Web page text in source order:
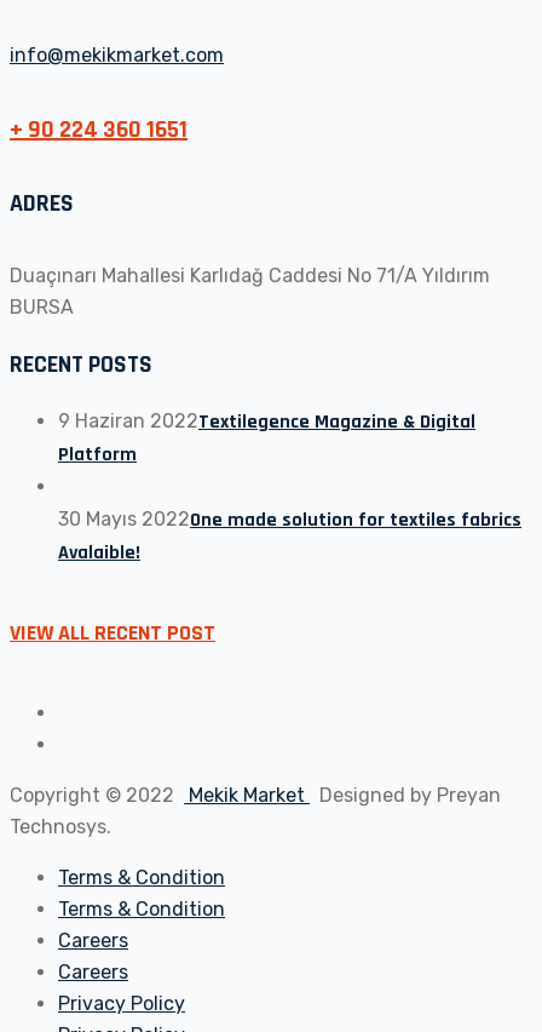
info@mekikmarket.com
+ 90 224 360 1651
ADRES
Duaçınarı Mahallesi Karlıdağ Caddesi No 71/A Yıldırım
BURSA
RECENT POSTS
9 Haziran 2022Textilegence Magazine & Digital
Platform
30 Mayıs 2022One made solution for textiles fabrics
Avalaible!
VIEW ALL RECENT POST
Copyright © 2022 Mekik Market
Designed by Preyan
Technosys.
Terms & Condition
Terms & Condition
Careers
Careers
Privacy Policy